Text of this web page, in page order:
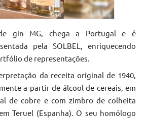
gin MG, chega a Portugal e é
pela SOLBEL, enriquecendo
de representações.
da receita original de 1940,
a partir de álcool de cereais, em
de cobre e com zimbro de colheita
Teruel (Espanha). O seu homólogo